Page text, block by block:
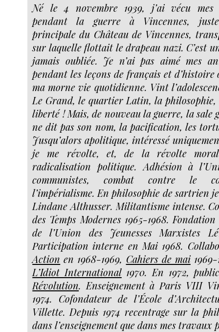
Né le 4 novembre 1939, j’ai vécu mes
pendant la guerre à Vincennes,
principale du Château de Vincennes,
sur laquelle flottait le drapeau nazi. C’est
jamais oubliée. Je n’ai pas aimé mes
pendant les leçons de français et d’histoire
ma morne vie quotidienne. Vint
Le Grand, le quartier Latin, la philosophie,
liberté ! Mais, de nouveau la guerre, la sale
ne dit pas son nom, la pacification, les
Jusqu’alors apolitique, intéressé
je me révolte, et, de la révolte
radicalisation politique. Adhésion à
communistes, combat contre le
l’impérialisme. En philosophie de sartrien
Lindane Althusser. Militantisme intense.
des Temps Modernes 1965-1968.
de l’Union des Jeunesses Marxistes
Participation interne en Mai 1968.
Action en 1968-1969, Cahiers de mai1969-
L’Idiot International1970. En 1972,
Révolution. Enseignement à Paris VIII
1974. Cofondateur de l’École
Villette. Depuis 1974 recentrage sur la
dans l’enseignement que dans mes travaux